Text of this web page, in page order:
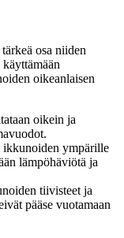
osa niiden
oikeanlaisen
oikein ja
ikkunoiden ympärille
lämpöhäviötä ja
tiivisteet ja
pääse vuotamaan